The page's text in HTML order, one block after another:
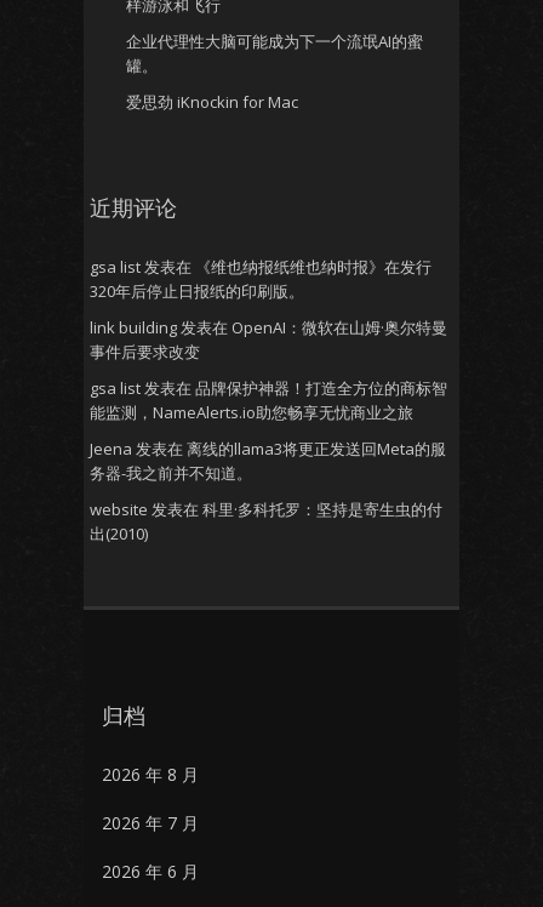
样游泳和飞行
企业代理性大脑可能成为下一个流氓AI的蜜
罐。
爱思劲 iKnockin for Mac
近期评论
gsa list发表在
《维也纳报纸维也纳时报》在发行
320年后停止日报纸的印刷版。
link building发表在 OpenAI：微软在山姆·奥尔特曼
事件后要求改变
gsa list发表在 品牌保护神器！打造全方位的商标智
能监测，NameAlerts.io助您畅享无忧商业之旅
Jeena 发表在 离线的llama3将更正发送回Meta的服
务器-我之前并不知道。
website 发表在 科里·多科托罗：坚持是寄生虫的付
出(2010)
归档
2026 年 8 月
2026 年 7 月
2026 年 6 月